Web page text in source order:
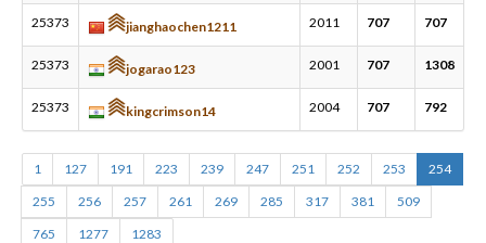
25373 jianghaochen1211 2011 707 707
25373 jogarao123 2001 707 1308
25373 kingcrimson14 2004 707 792
1 127 191 223 239 247 251 252 253
254
255
256 257 261 269 285 317 381
509
765
1277 1283